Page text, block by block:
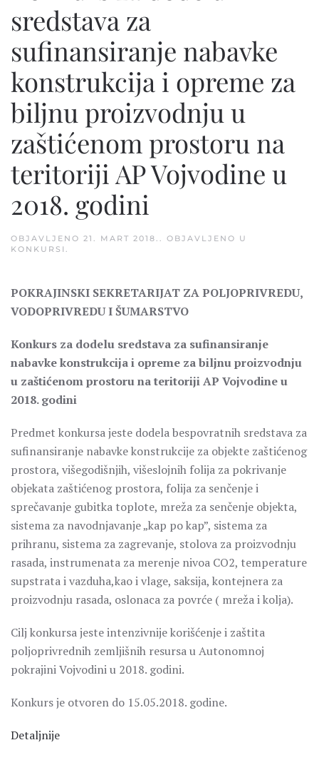
sredstava za
sufinansiranje nabavke
konstrukcija i opreme za
biljnu proizvodnju u
zaštićenom prostoru na
teritoriji AP Vojvodine u
2018. godini
OBJAVLJENO 21. MART 2018. . OBJAVLJENO U
KONKURSI .
POKRAJINSKI SEKRETARIJAT ZA POLJOPRIVREDU,
VODOPRIVREDU I ŠUMARSTVO
Konkurs za dodelu sredstava za sufinansiranje
nabavke konstrukcija i opreme za biljnu proizvodnju
u zaštićenom prostoru na teritoriji AP Vojvodine u
2018. godini
Predmet konkursa jeste dodela bespovratnih sredstava za
sufinansiranje nabavke konstrukcije za objekte zaštićenog
prostora, višegodišnjih, višeslojnih folija za pokrivanje
objekata zaštićenog prostora, folija za senčenje i
sprečavanje gubitka toplote, mreža za senčenje objekta,
sistema za navodnjavanje „kap po kap”, sistema za
prihranu, sistema za zagrevanje, stolova za proizvodnju
rasada, instrumenata za merenje nivoa CO2, temperature
supstrata i vazduha,kao i vlage, saksija, kontejnera za
proizvodnju rasada, oslonaca za povrće ( mreža i kolja).
Cilj konkursa jeste intenzivnije korišćenje i zaštita
poljoprivrednih zemljišnih resursa u Autonomnoj
pokrajini Vojvodini u 2018. godini.
Konkurs je otvoren do 15.05.2018. godine.
Detaljnije